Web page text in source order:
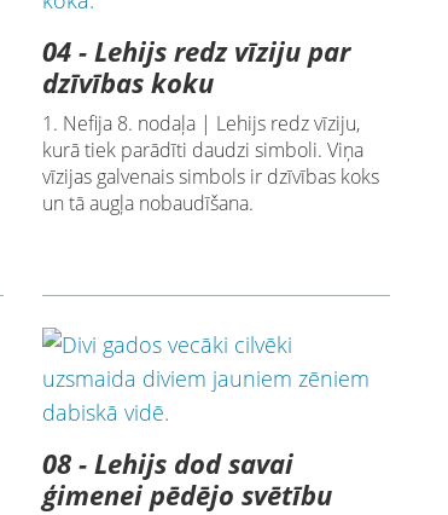
04 - Lehijs redz vīziju par
dzīvības koku
1. Nefija 8. nodaļa | Lehijs redz vīziju,
kurā tiek parādīti daudzi simboli. Viņa
vīzijas galvenais simbols ir dzīvības koks
un tā augļa nobaudīšana.
08 - Lehijs dod savai
ģimenei pēdējo svētību